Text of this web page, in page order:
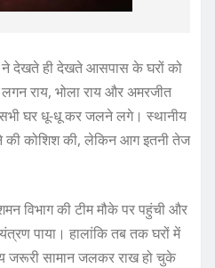
ने देखते ही देखते आसपास के घरों को
राय, भोला राय और अमरजीत
घर धू-धू कर जलने लगे। स्थानीय
की कोशिश की, लेकिन आग इतनी तेज
विभाग की टीम मौके पर पहुंची और
पाया। हालांकि तब तक घरों में
सामान जलकर राख हो चुके